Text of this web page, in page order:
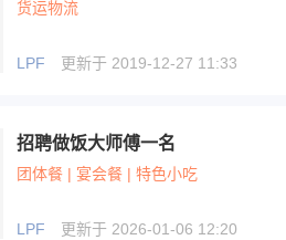
货运物流
LPF 更新于 2019-12-27 11:33
招聘做饭大师傅一名
团体餐 | 宴会餐 | 特色小吃
LPF 更新于 2026-01-06 12:20